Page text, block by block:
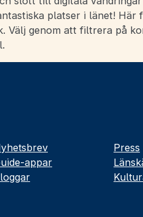
platser i länet!
Välj genom att filtrera på
appar
Press